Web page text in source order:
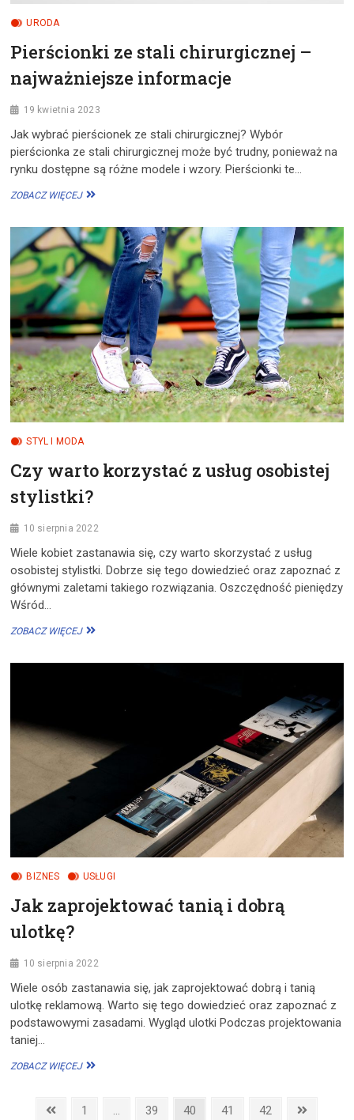
URODA
Pierścionki ze stali chirurgicznej –
najważniejsze informacje
19 kwietnia 2023
Jak wybrać pierścionek ze stali chirurgicznej? Wybór
pierścionka ze stali chirurgicznej może być trudny, ponieważ na
rynku dostępne są różne modele i wzory. Pierścionki te…
ZOBACZ WIĘCEJPIERŚCIONKI
CHIRURGICZNEJ
–
NAJWAŻNIEJSZE
INFORMACJE
STYL I MODA
Czy warto korzystać z usług osobistej
stylistki?
10 sierpnia 2022
Wiele kobiet zastanawia się, czy warto skorzystać z usług
osobistej stylistki. Dobrze się tego dowiedzieć oraz zapoznać z
głównymi zaletami takiego rozwiązania. Oszczędność pieniędzy
Wśród…
ZOBACZ WIĘCEJCZY
STYLISTKI?
BIZNES USŁUGI
Jak zaprojektować tanią i dobrą
ulotkę?
10 sierpnia 2022
Wiele osób zastanawia się, jak zaprojektować dobrą i tanią
ulotkę reklamową. Warto się tego dowiedzieć oraz zapoznać z
podstawowymi zasadami. Wygląd ulotki Podczas projektowania
taniej…
ZOBACZ WIĘCEJJAK
I
Stronicowanie
Previous
Page
1 … Page
39 Page
40 Page
41 Page
42
Next